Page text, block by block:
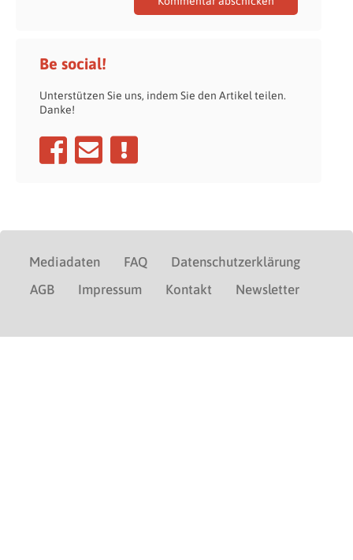
Be social!
Unterstützen Sie uns, indem Sie den Artikel teilen.
Danke!
Mediadaten FAQ
Datenschutzerklärung
AGB
Impressum Kontakt Newsletter